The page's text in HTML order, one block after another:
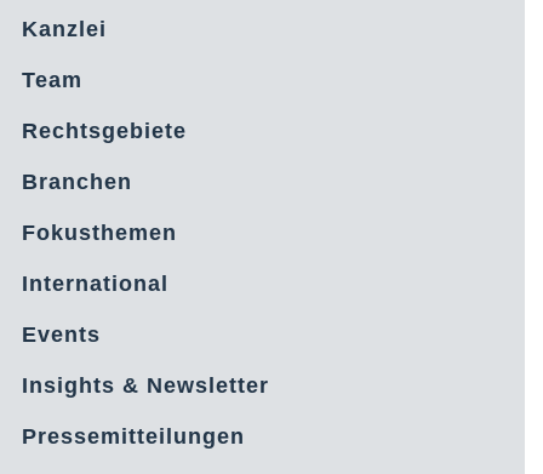
Kanzlei
Team
Rechtsgebiete
Branchen
Fokusthemen
International
Events
Insights & Newsletter
Pressemitteilungen